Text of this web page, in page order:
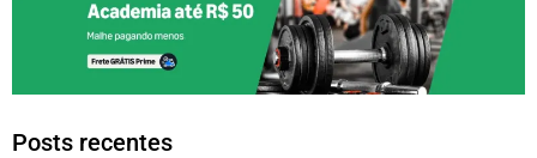
Posts recentes